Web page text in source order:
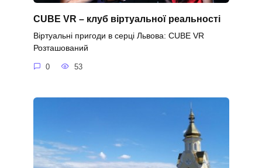
CUBE VR – клуб віртуальної реальності
Віртуальні пригоди в серці Львова: CUBE VR
Розташований
0 53